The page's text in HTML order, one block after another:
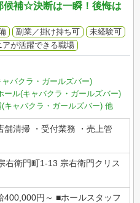
候補☆決断は一瞬！後悔は
副業／掛け持ち可
未経験可
アが活躍できる職場
ャバクラ・ガールズバー)
ール(キャバクラ・ガールズバー)
キャバクラ・ガールズバー) 他
舗清掃 ・受付業務 ・売上管
右衛門町1-13 宗右衛門クリス
400,000円～ ■ホールスタッフ